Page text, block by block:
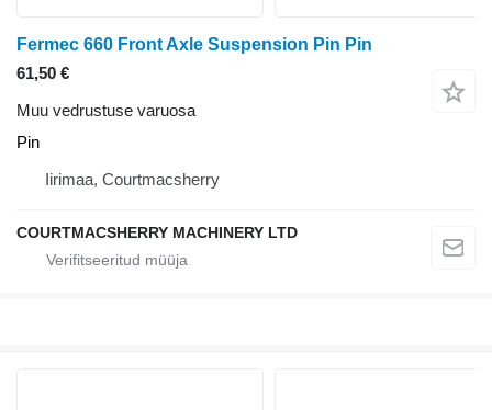
Fermec 660 Front Axle Suspension Pin Pin
61,50 €
Muu vedrustuse varuosa
Pin
Iirimaa, Courtmacsherry
COURTMACSHERRY MACHINERY LTD